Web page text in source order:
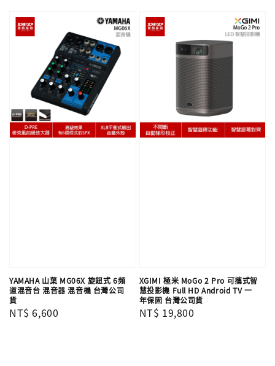
YAMAHA 山葉 MG06X 旋鈕式 6頻
道混音台 混音器 混音機 台灣公司
貨
Regular
NT$ 6,600
XGIMI 極米 MoGo 2 Pro 可攜式智
慧投影機 Full HD Android TV 一
年保固 台灣公司貨
Regular
NT$ 19,800